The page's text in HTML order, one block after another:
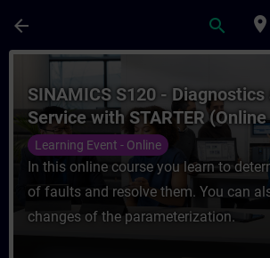
arrow_back search place
Kurssi - SINAMICS S120 -
SINAMICS S120 - Diagnostics
Service with STARTER (Online
Training)
Learning Event - Online
In this online course you learn to
of faults and resolve them. You can
changes of the parameterization.